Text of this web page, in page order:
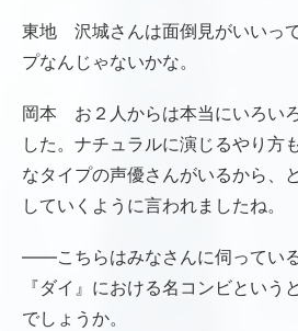
東地 沢城さんは面倒見がいいっ
プなんじゃないかな。
岡本 お２人からは本当にいろい
した。ナチュラルに演じるやり方
なタイプの声優さんがいるから、
していくように言われましたね。
――こちらはみなさんに伺っている
『ダイ』における名コンビという
でしょうか。